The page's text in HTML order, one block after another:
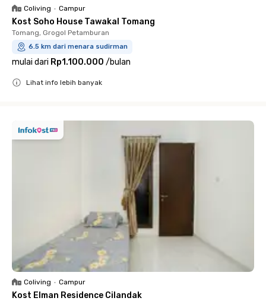
Coliving • Campur
Kost Soho House Tawakal Tomang
Tomang, Grogol Petamburan
6.5 km dari menara sudirman
mulai dari Rp1.100.000 /bulan
Lihat info lebih banyak
Coliving • Campur
Kost Elman Residence Cilandak